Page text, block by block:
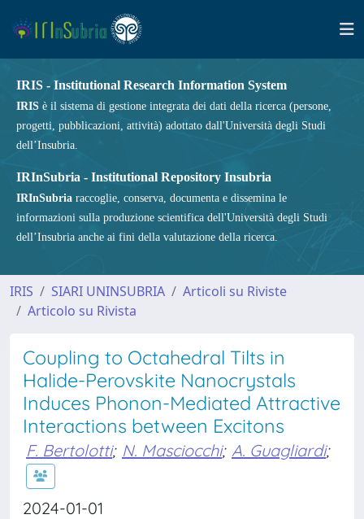
IRIS - Institutional Research Information System
IRIS è il sistema di gestione integrata dei dati della ricerca (persone,
progetti, pubblicazioni, attività) adottato dall'Università degli Studi
dell’Insubria.
IRInSubria - Institutional Repository Insubria
IRInSubria raccoglie, conserva, documenta e dissemina le
informazioni sulla produzione scientifica dell'Università degli Studi
dell’Insubria anche ai fini della valutazione della ricerca.
IRIS SIARI UNINSUBRIA
Articoli su Riviste
Articolo su Rivista
Coupling to Octahedral Tilts in
Halide-Perovskite Nanocrystals
Induces Phonon-Mediated Attractive
Interactions between Excitons
F. Bertolotti; N. Masciocchi; A. Guagliardi;
2024-01-01